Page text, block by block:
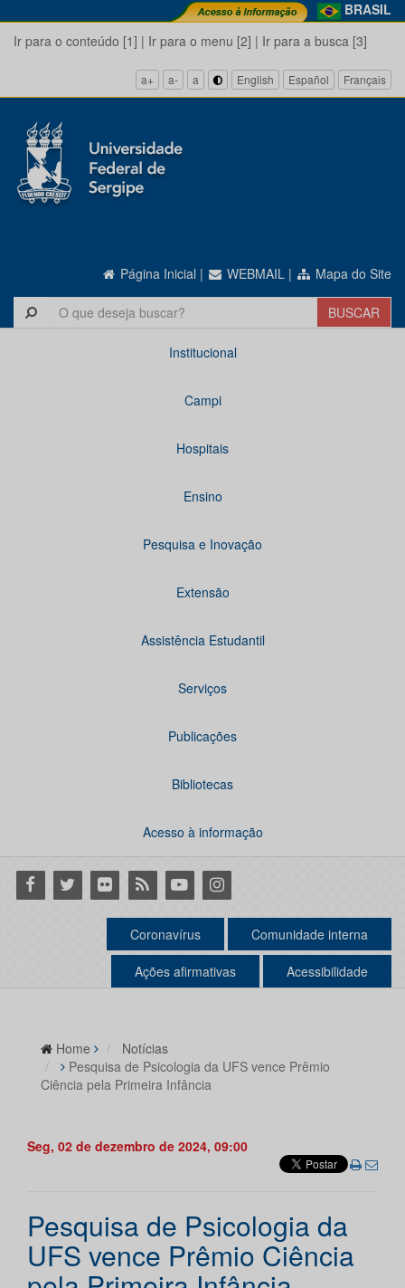
BRASIL
Ir para o conteúdo [1] | Ir para o menu [2] | Ir para a busca [3]
a+ a- a English Español Français
Página Inicial | WEBMAIL | Mapa do Site
Institucional
Campi
Hospitais
Ensino
Pesquisa e Inovação
Extensão
Assistência Estudantil
Serviços
Publicações
Bibliotecas
Acesso à informação
Facebook
Twitter Flickr RSS YoutubeInstagram
Coronavírus Comunidade interna
Ações afirmativas Acessibilidade
Home
Notícias
Pesquisa de Psicologia da UFS vence Prêmio
Ciência pela Primeira Infância
Seg, 02 de dezembro de 2024, 09:00
Pesquisa de Psicologia da
UFS vence Prêmio Ciência